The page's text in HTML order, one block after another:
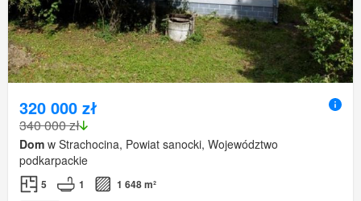
320 000 zł
340 000 zł
Dom w Strachocina, Powiat sanocki, Województwo
podkarpackie
5 1 1 648 m²